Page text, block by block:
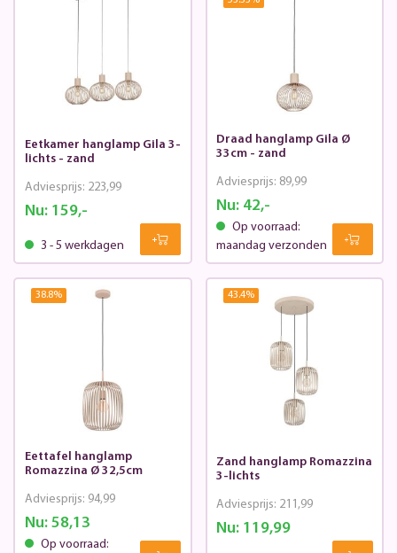
Eetkamer hanglamp Gila 3-
lichts - zand
Nu:159,-
Adviesprijs: 223,99
3 - 5 werkdagen
Draad hanglamp Gila Ø
33cm - zand
Nu: 42,-
Adviesprijs: 89,99
Op voorraad:
maandag verzonden
38.8%
Eettafel hanglamp
Romazzina Ø 32,5cm
Nu:58,13
Adviesprijs: 94,99
Op voorraad:
43.4%
Zand hanglamp Romazzina
3-lichts
Nu: 119,99
Adviesprijs: 211,99